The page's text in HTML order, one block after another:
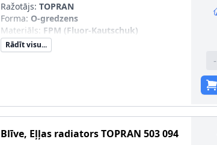
Ražotājs: TOPRAN
Forma: O-gredzens
Materiāls: FPM (Fluor-Kautschuk)
Rādīt visu...
-
Blīve, Eļļas radiatorsTOPRAN 503 094